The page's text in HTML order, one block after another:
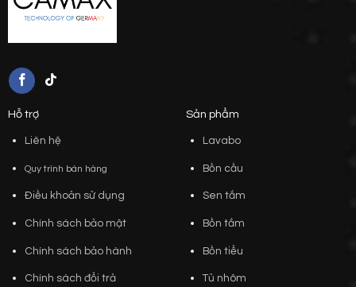
Hỗ trợ
Liên hệ
Quy trình bán hàng
Điều khoản sử dụng
Chính sách bảo mật
Chính sách bảo hành
Chính sách đổi trả
Sản phẩm
Lavabo
Bồn cầu
Sen tắm
Bồn tắm
Bồn tiểu
Tủ nhôm